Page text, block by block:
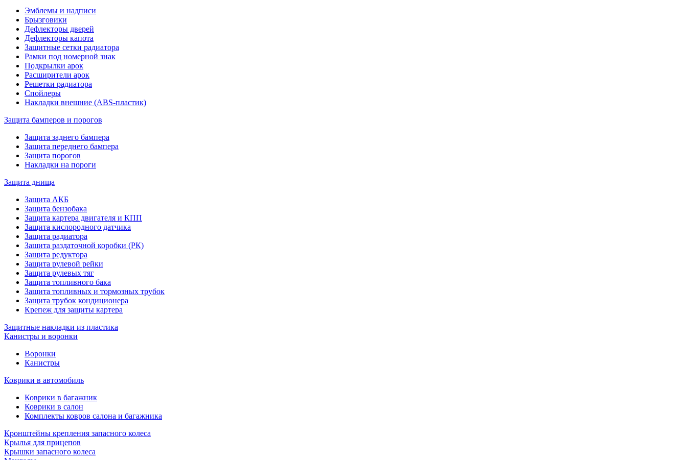
Эмблемы и надписи
Брызговики
Дефлекторы дверей
Дефлекторы капота
Защитные сетки радиатора
Рамки под номерной знак
Подкрылки арок
Расширители арок
Решетки радиатора
Спойлеры
Накладки внешние (ABS-пластик)
Защита бамперов и порогов
Защита заднего бампера
Защита переднего бампера
Защита порогов
Накладки на пороги
Защита днища
Защита АКБ
Защита бензобака
Защита картера двигателя и КПП
Защита кислородного датчика
Защита радиатора
Защита раздаточной коробки (РК)
Защита редуктора
Защита рулевой рейки
Защита рулевых тяг
Защита топливного бака
Защита топливных и тормозных трубок
Защита трубок кондиционера
Крепеж для защиты картера
Защитные накладки из пластика
Канистры и воронки
Воронки
Канистры
Коврики в автомобиль
Коврики в багажник
Коврики в салон
Комплекты ковров салона и багажника
Кронштейны крепления запасного колеса
Крылья для прицепов
Крышки запасного колеса